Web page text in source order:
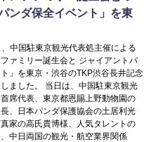
ンダ保全イベント」を東
中国駐東京観光代表処主催による
ファミリー誕生会と ジャイアントパ
」を東京・渋谷のTKP渋谷長井記念
ました。 当日は、中国駐東京観光
席代表、東京都恩賜上野動物園の
、日本パンダ保護協会の土居利光
家の高氏貴博様、人気タレントの
中日両国の観光・航空業界関係